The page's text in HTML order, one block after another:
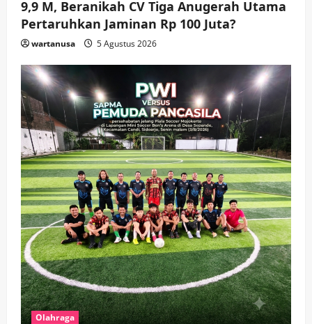
5
Keagamaan Pemerintahan
Hadir di Pengajian Qurrota A’yun,
Wabup Sidoarjo Minta Doa Jamaah
Agar Tetap Amanah Memimpin
wartanusa 4 Agustus 2026
9,9 M, Beranikah CV Tiga Anugerah Utama
Pertaruhkan Jaminan Rp 100 Juta?
wartanusa 5 Agustus 2026
Olahraga